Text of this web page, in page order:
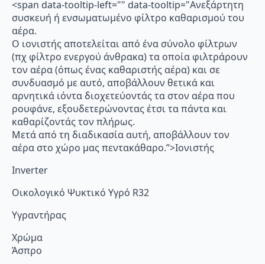
<span data-tooltip-left="" data-tooltip="Ανεξάρτητη
συσκευή ή ενσωματωμένο φίλτρο καθαρισμού του
αέρα.
Ο ιονιστής αποτελείται από ένα σύνολο φίλτρων
(πχ φίλτρο ενεργού άνθρακα) τα οποία φιλτράρουν
τον αέρα (όπως ένας καθαριστής αέρα) και σε
συνδυασμό με αυτό, αποβάλλουν θετικά και
αρνητικά ιόντα διοχετεύοντάς τα στον αέρα που
ρουφάνε, εξουδετερώνοντας έτσι τα πάντα και
καθαρίζοντάς τον πλήρως.
Μετά από τη διαδικασία αυτή, αποβάλλουν τον
αέρα στο χώρο μας πεντακάθαρο.”>Ιονιστής
Inverter
Οικολογικό Ψυκτικό Υγρό R32
Υγραντήρας
Χρώμα
Άσπρο